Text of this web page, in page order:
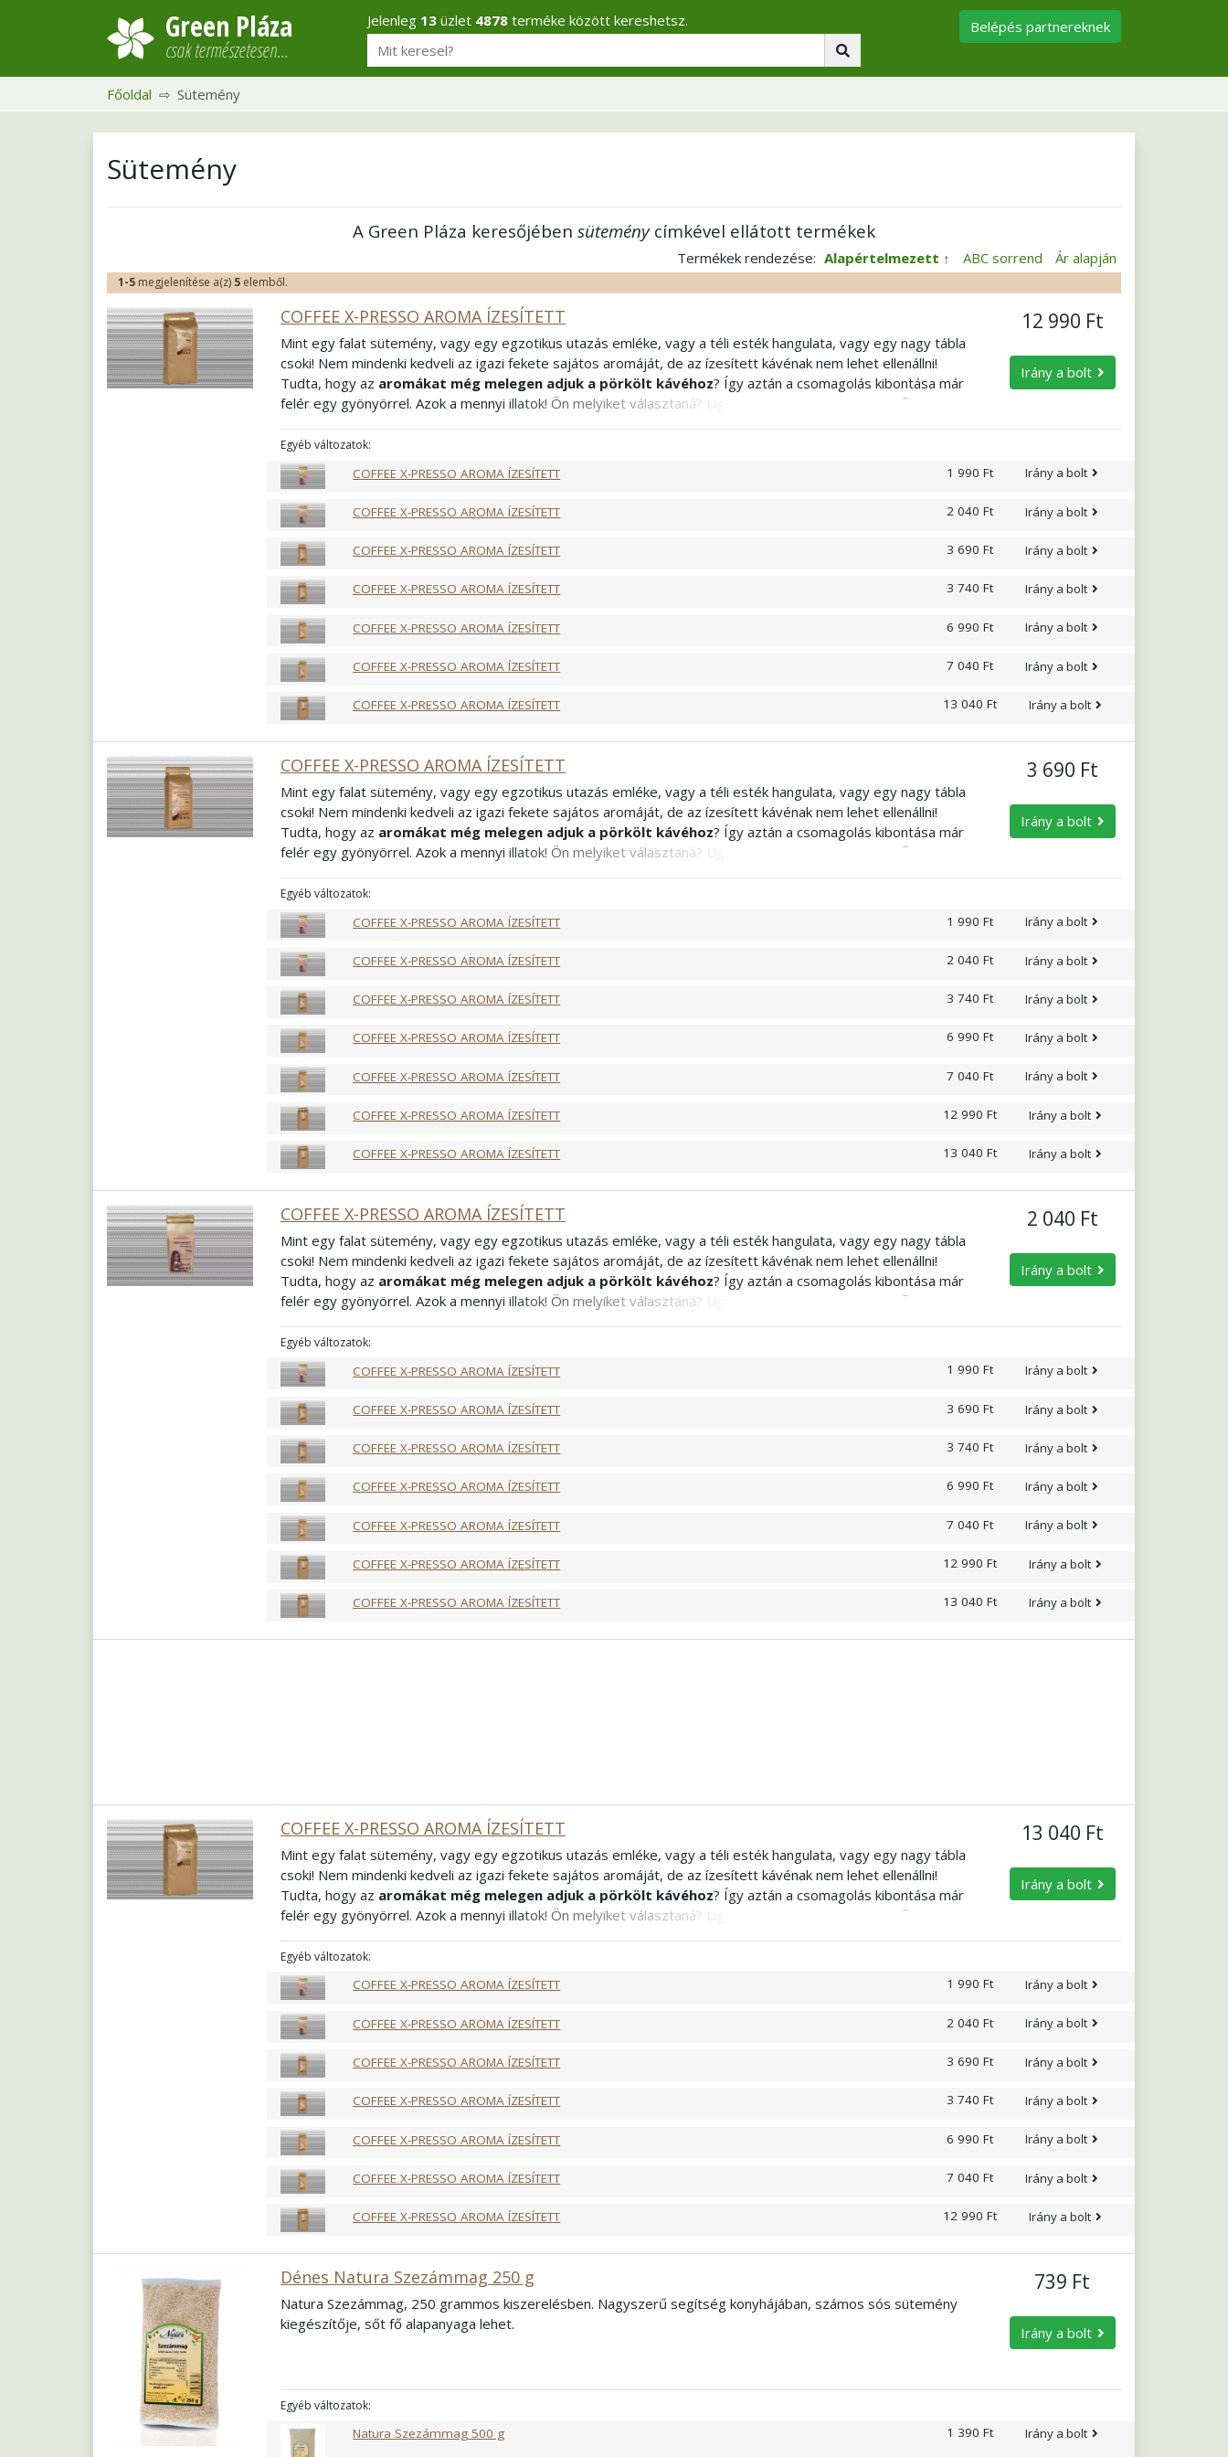
Green Pláza
csak természetesen…
Jelenleg 13 üzlet 4878 terméke között kereshetsz. Belépés partnereknek
Főoldal Sütemény
Sütemény
A Green Pláza keresőjében süteménycímkével ellátott termékek
Termékek rendezése: Alapértelmezett ABC sorrend Ár alapján
1-5 megjelenítése a(z) 5 elemből.
COFFEE X-PRESSO AROMA ÍZESÍTETT
Mint egy falat sütemény, vagy egy egzotikus utazás emléke, vagy a téli esték hangulata, vagy egy nagy tábla
csoki! Nem mindenki kedveli az igazi fekete sajátos aromáját, de az ízesített kávénak nem lehet ellenállni!
Tudta, hogy az aromákat még melegen adjuk a pörkölt kávéhoz? Így aztán a csomagolás kibontása már
felér egy gyönyörrel. Azok a mennyi illatok! Ön melyiket választaná? Ugye, hogy nem is olyan könnyű? Próbálja
tejalapú italok elkészítéséhez, tejes kávékhoz ajánljuk
fogyaszthatja. Egy ilyen kávé után - higgye el - még a kedve is jobb lesz!
Pörkölés
Közép francia
Őrlés
Szemes
12 990 Ft
Irány a bolt
Egyéb változatok:
COFFEE X-PRESSO AROMA ÍZESÍTETT 1 990 Ft Irány a bolt
COFFEE X-PRESSO AROMA ÍZESÍTETT 2 040 Ft Irány a bolt
COFFEE X-PRESSO AROMA ÍZESÍTETT 3 690 Ft Irány a bolt
COFFEE X-PRESSO AROMA ÍZESÍTETT 3 740 Ft Irány a bolt
COFFEE X-PRESSO AROMA ÍZESÍTETT 6 990 Ft Irány a bolt
COFFEE X-PRESSO AROMA ÍZESÍTETT 7 040 Ft Irány a bolt
COFFEE X-PRESSO AROMA ÍZESÍTETT 13 040 Ft Irány a bolt
COFFEE X-PRESSO AROMA ÍZESÍTETT
Mint egy falat sütemény, vagy egy egzotikus utazás emléke, vagy a téli esték hangulata, vagy egy nagy tábla
csoki! Nem mindenki kedveli az igazi fekete sajátos aromáját, de az ízesített kávénak nem lehet ellenállni!
Tudta, hogy az aromákat még melegen adjuk a pörkölt kávéhoz? Így aztán a csomagolás kibontása már
felér egy gyönyörrel. Azok a mennyi illatok! Ön melyiket választaná? Ugye, hogy nem is olyan könnyű? Próbálja
tejalapú italok elkészítéséhez, tejes kávékhoz ajánljuk
fogyaszthatja. Egy ilyen kávé után - higgye el - még a kedve is jobb lesz!
Pörkölés
Közép francia
Őrlés
Szemes
3 690 Ft
Irány a bolt
Egyéb változatok:
COFFEE X-PRESSO AROMA ÍZESÍTETT 1 990 Ft Irány a bolt
COFFEE X-PRESSO AROMA ÍZESÍTETT 2 040 Ft Irány a bolt
COFFEE X-PRESSO AROMA ÍZESÍTETT 3 740 Ft Irány a bolt
COFFEE X-PRESSO AROMA ÍZESÍTETT 6 990 Ft Irány a bolt
COFFEE X-PRESSO AROMA ÍZESÍTETT 7 040 Ft Irány a bolt
COFFEE X-PRESSO AROMA ÍZESÍTETT 12 990 Ft Irány a bolt
COFFEE X-PRESSO AROMA ÍZESÍTETT 13 040 Ft Irány a bolt
COFFEE X-PRESSO AROMA ÍZESÍTETT
Mint egy falat sütemény, vagy egy egzotikus utazás emléke, vagy a téli esték hangulata, vagy egy nagy tábla
csoki! Nem mindenki kedveli az igazi fekete sajátos aromáját, de az ízesített kávénak nem lehet ellenállni!
Tudta, hogy az aromákat még melegen adjuk a pörkölt kávéhoz? Így aztán a csomagolás kibontása már
felér egy gyönyörrel. Azok a mennyi illatok! Ön melyiket választaná? Ugye, hogy nem is olyan könnyű? Próbálja
tejalapú italok elkészítéséhez, tejes kávékhoz ajánljuk
fogyaszthatja. Egy ilyen kávé után - higgye el - még a kedve is jobb lesz!
Pörkölés
Közép francia
Őrlés
Szemes
2 040 Ft
Irány a bolt
Egyéb változatok:
COFFEE X-PRESSO AROMA ÍZESÍTETT 1 990 Ft Irány a bolt
COFFEE X-PRESSO AROMA ÍZESÍTETT 3 690 Ft Irány a bolt
COFFEE X-PRESSO AROMA ÍZESÍTETT 3 740 Ft Irány a bolt
COFFEE X-PRESSO AROMA ÍZESÍTETT 6 990 Ft Irány a bolt
COFFEE X-PRESSO AROMA ÍZESÍTETT 7 040 Ft Irány a bolt
COFFEE X-PRESSO AROMA ÍZESÍTETT 12 990 Ft Irány a bolt
COFFEE X-PRESSO AROMA ÍZESÍTETT 13 040 Ft Irány a bolt
COFFEE X-PRESSO AROMA ÍZESÍTETT
Mint egy falat sütemény, vagy egy egzotikus utazás emléke, vagy a téli esték hangulata, vagy egy nagy tábla
csoki! Nem mindenki kedveli az igazi fekete sajátos aromáját, de az ízesített kávénak nem lehet ellenállni!
Tudta, hogy az aromákat még melegen adjuk a pörkölt kávéhoz? Így aztán a csomagolás kibontása már
felér egy gyönyörrel. Azok a mennyi illatok! Ön melyiket választaná? Ugye, hogy nem is olyan könnyű? Próbálja
tejalapú italok elkészítéséhez, tejes kávékhoz ajánljuk
fogyaszthatja. Egy ilyen kávé után - higgye el - még a kedve is jobb lesz!
Pörkölés
Közép francia
Őrlés
Szemes
13 040 Ft
Irány a bolt
Egyéb változatok:
COFFEE X-PRESSO AROMA ÍZESÍTETT 1 990 Ft Irány a bolt
COFFEE X-PRESSO AROMA ÍZESÍTETT 2 040 Ft Irány a bolt
COFFEE X-PRESSO AROMA ÍZESÍTETT 3 690 Ft Irány a bolt
COFFEE X-PRESSO AROMA ÍZESÍTETT 3 740 Ft Irány a bolt
COFFEE X-PRESSO AROMA ÍZESÍTETT 6 990 Ft Irány a bolt
COFFEE X-PRESSO AROMA ÍZESÍTETT 7 040 Ft Irány a bolt
COFFEE X-PRESSO AROMA ÍZESÍTETT 12 990 Ft Irány a bolt
Dénes Natura Szezámmag 250 g
Natura Szezámmag, 250 grammos kiszerelésben. Nagyszerű segítség konyhájában, számos sós sütemény
kiegészítője, sőt fő alapanyaga lehet.
739 Ft
Irány a bolt
Egyéb változatok:
Natura Szezámmag 500 g 1 390 Ft Irány a bolt